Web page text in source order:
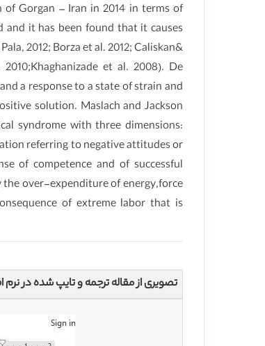
Gorgan – Iran in 2014 in terms of
and it has been found that it causes
2012; Borza et al. 2012; Caliskan&
et al. 2008). De
a response to a state of strain and
solution. Maslach and Jackson
syndrome with three dimensions:
referring to negative attitudes or
of competence and of successful
over-expenditure of energy,force
of extreme labor that is
تصویری از مقاله ترجمه و تایپ شده در نرم